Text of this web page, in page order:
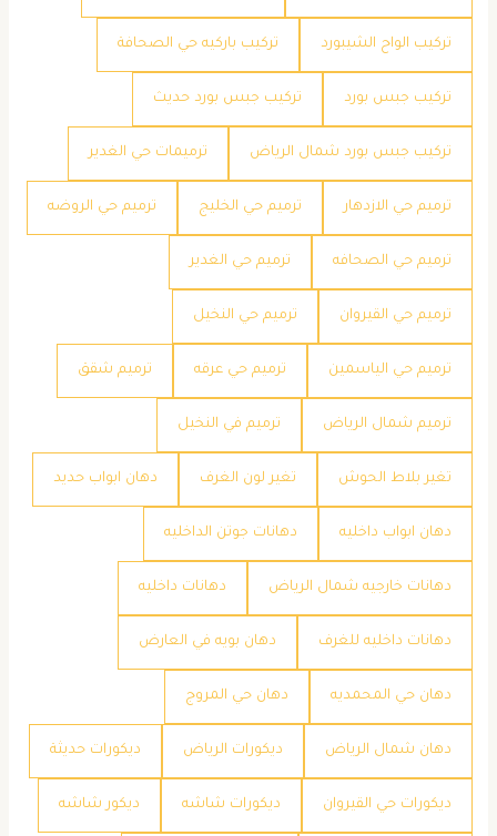
تركيب الواح الشيبورد تركيب باركيه حي الصحافة
تركيب جبس بورد تركيب جبس بورد حديث
تركيب جبس بورد شمال الرياض ترميمات حي الغدير
ترميم حي الازدهار ترميم حي الخليج ترميم حي الروضه
ترميم حي الصحافه ترميم حي الغدير
ترميم حي القيروان ترميم حي النخيل
ترميم حي الياسمين ترميم حي عرقه ترميم شقق
ترميم شمال الرياض ترميم في النخيل
تغير بلاط الحوش تغير لون الغرف دهان ابواب حديد
دهان ابواب داخليه دهانات جوتن الداخليه
دهانات خارجيه شمال الرياض دهانات داخليه
دهانات داخليه للغرف دهان بويه في العارض
دهان حي المحمديه دهان حي المروج
دهان شمال الرياض ديكورات الرياض ديكورات حديثة
ديكورات حي القيروان ديكورات شاشه ديكور شاشه